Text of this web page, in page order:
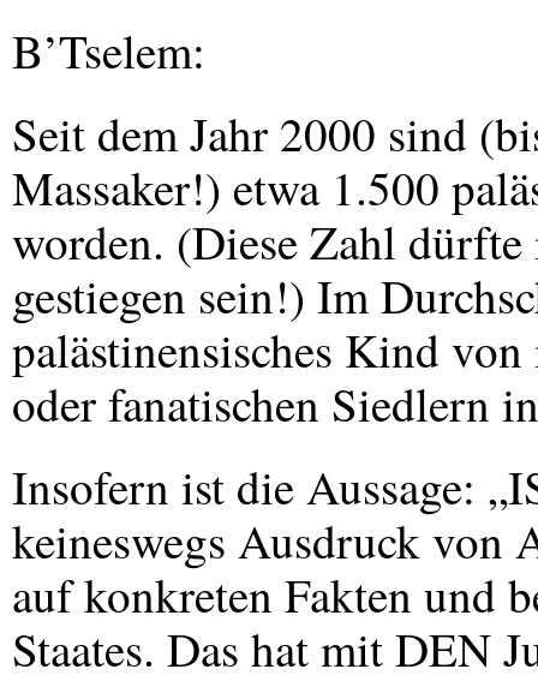
B’Tselem:
Seit dem Jahr 2000 sind
Massaker!) etwa 1.500
worden. (Diese Zahl
gestiegen sein!) Im
palästinensisches Kind
oder fanatischen Siedlern
Insofern ist die Aussage:
keineswegs Ausdruck von
auf konkreten Fakten und
Staates. Das hat mitDEN